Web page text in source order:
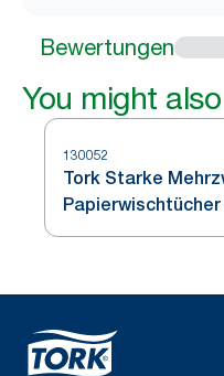
Bewertungen
You might
130052
Tork Starke
Papierwischtücher